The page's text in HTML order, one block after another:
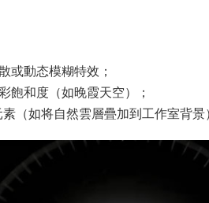
或動态模糊特效；
飽和度（如晚霞天空）；
（如将自然雲層疊加到工作室背景